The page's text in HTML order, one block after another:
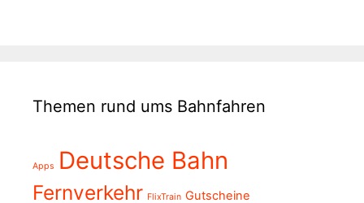
Themen rund ums Bahnfahren
Apps Deutsche Bahn
Fernverkehr FlixTrain Gutscheine